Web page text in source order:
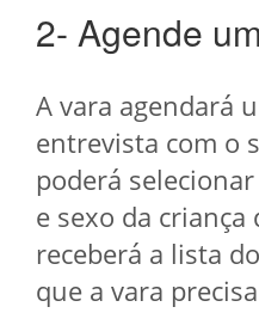
2- Agende
A vara agendará
entrevista com o
poderá
e sexo da criança
receberá a lista
que a vara